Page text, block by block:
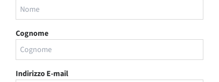
Cognome
Indirizzo E-mail